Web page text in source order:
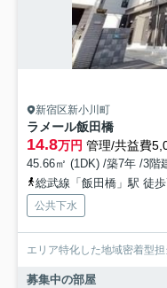
新宿区新小川町
ラメール飯田橋
14.8万円 管理/共益費
45.66㎡ (1DK) /築7年 /3階
総武線「飯田橋」駅 徒
公共下水
エリア特化した地域密着型
募集中の部屋